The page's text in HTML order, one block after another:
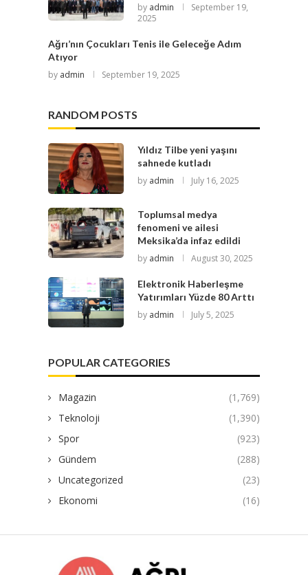
by admin
September 19,
2025
Ağrı’nın Çocukları Tenis ile Geleceğe Adım
Atıyor
by admin September 19, 2025
RANDOM POSTS
Yıldız Tilbe yeni yaşını
sahnede kutladı
by admin July 16, 2025
Toplumsal medya
fenomeni ve ailesi
Meksika’da infaz edildi
by admin August 30, 2025
Elektronik Haberleşme
Yatırımları Yüzde 80 Arttı
by admin July 5, 2025
POPULAR CATEGORIES
Magazin
(1,769)
Teknoloji
(1,390)
Spor
(923)
Gündem
(288)
Uncategorized
(23)
Ekonomi
(16)